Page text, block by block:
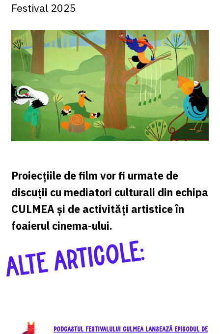
Festival 2025
Proiecțiile de film vor fi urmate de
discuții cu mediatori culturali din echipa
CULMEA și de activități artistice în
foaierul cinema-ului.
ALTE ARTICOLE:
Podcastul festivalului CULMEA lansează episodul de